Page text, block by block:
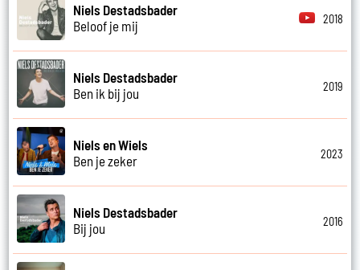
Niels Destadsbader
Beloof je mij
2018
Niels Destadsbader
Ben ik bij jou
2019
Niels en Wiels
Ben je zeker
2023
Niels Destadsbader
Bij jou
2016